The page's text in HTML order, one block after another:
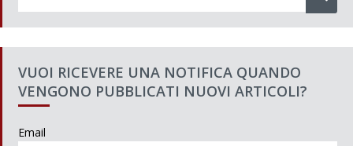
VUOI RICEVERE UNA NOTIFICA QUANDO
VENGONO PUBBLICATI NUOVI ARTICOLI?
Email